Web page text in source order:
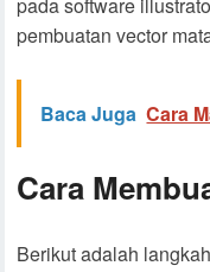
pada software
pembuatan vector
Baca Juga Cara
Cara
Berikut adalah